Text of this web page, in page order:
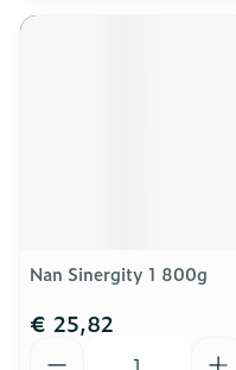
Nan Sinergity 1 800g
€ 25,82